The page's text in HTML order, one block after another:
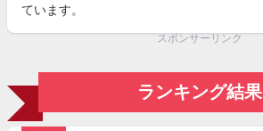
ています。
スポンサーリンク
ランキング結果